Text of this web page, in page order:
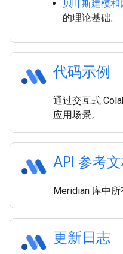
贝叶斯建模
的理论基础。
代码示例
通过交互式
应用场景。
API 参考
Meridian 库中所
更新日志